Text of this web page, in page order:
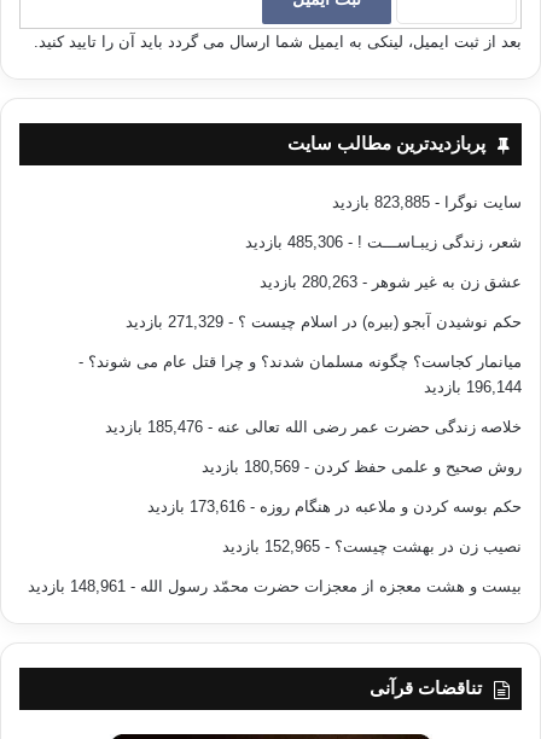
بعد از ثبت ایمیل، لینکی به ایمیل شما ارسال می گردد باید آن را تایید کنید.
پربازدیدترین مطالب سایت
سایت نوگرا - 823,885 بازدید
شعر، زندگی زیبـاســـت ! - 485,306 بازدید
عشق زن به غیر شوهر - 280,263 بازدید
حکم نوشیدن آبجو (بیره) در اسلام چیست ؟ - 271,329 بازدید
میانمار کجاست؟ چگونه مسلمان شدند؟ و چرا قتل عام می شوند؟ -
196,144 بازدید
خلاصه زندگی حضرت عمر رضی الله تعالی عنه - 185,476 بازدید
روش صحیح و علمی حفظ کردن - 180,569 بازدید
حکم بوسه کردن و ملاعبه در هنگام روزه - 173,616 بازدید
نصیب زن در بهشت چیست؟ - 152,965 بازدید
بیست و هشت معجزه از معجزات حضرت محمّد رسول الله - 148,961 بازدید
تناقضات قرآنی